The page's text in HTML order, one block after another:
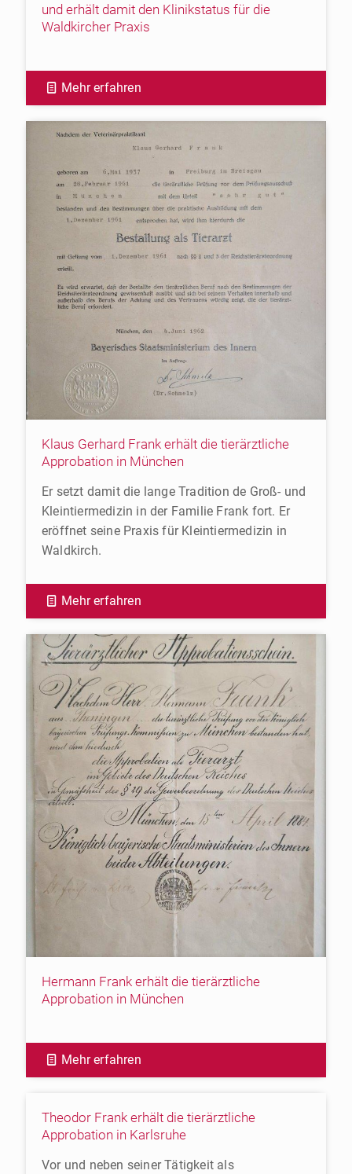
und erhält damit den Klinikstatus für die
Waldkircher Praxis
Mehr erfahren
Klaus Gerhard Frank erhält die tierärztliche
Approbation in München
Er setzt damit die lange Tradition de Groß- und
Kleintiermedizin in der Familie Frank fort. Er
eröffnet seine Praxis für Kleintiermedizin in
Waldkirch.
Mehr erfahren
Hermann Frank erhält die tierärztliche
Approbation in München
Mehr erfahren
Theodor Frank erhält die tierärztliche
Approbation in Karlsruhe
Vor und neben seiner Tätigkeit als